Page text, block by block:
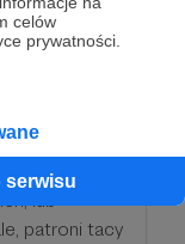
celów
prywatności.
serwisu
Napisz
lub
patroni tacy